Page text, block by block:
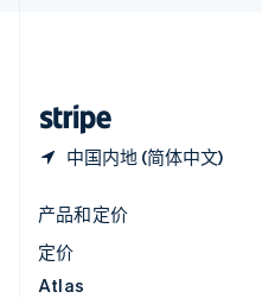
中国内地 (简体中文)
产品和定价
定价
Atlas